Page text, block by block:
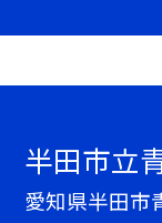
半田市立
愛知県半田市